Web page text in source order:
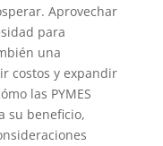
Aprovechar
para
una
costos y expandir
las PYMES
su beneficio,